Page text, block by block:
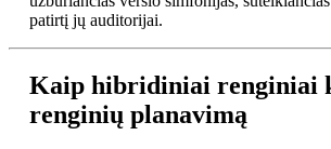
patirtį jų auditorijai.
Kaip hibridiniai renginiai
renginių planavimą